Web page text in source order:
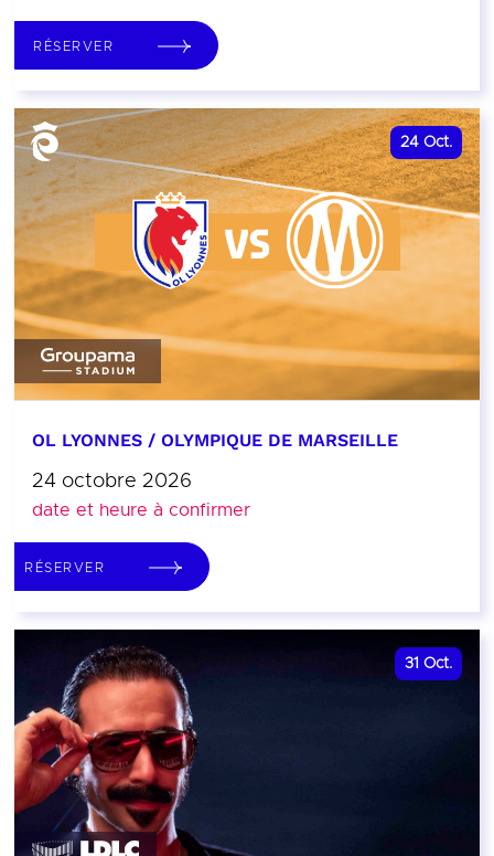
RÉSERVER
24 Oct.
OL LYONNES / OLYMPIQUE DE MARSEILLE
24 octobre 2026
date et heure à confirmer
RÉSERVER
31 Oct.